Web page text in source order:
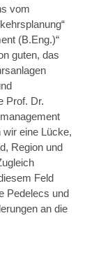
vom
(B.Eng.)“
guten, das
Prof. Dr.
eine Lücke,
Region und
Feld
Pedelecs und
an die